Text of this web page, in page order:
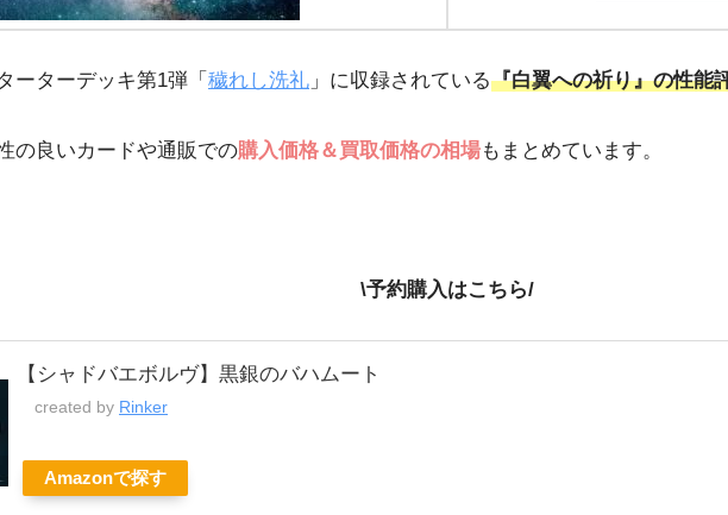
ーターデッキ第1弾「 穢れし洗礼 」に収録されている『白翼への祈り』の性能
の良いカードや通販での購入価格＆買取価格の相場もまとめています。
\予約購入はこちら/
【シャドバエボルヴ】黒銀のバハムート
created by Rinker
Amazonで探す